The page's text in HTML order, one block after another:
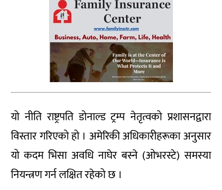
यो नीति राष्ट्रपति डोनाल्ड ट्रम्प नेतृत्वको प्रशासनद्वारा
विस्तार गरिएको हो । अमेरिकी अधिकारीहरूका अनुसार
यो कदम भिसा अवधि नाघेर बस्ने (ओभरस्टे) समस्या
नियन्त्रण गर्न लक्षित रहेको छ ।